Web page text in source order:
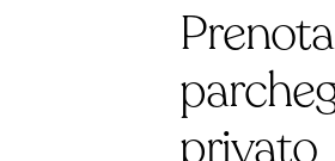
Prenota